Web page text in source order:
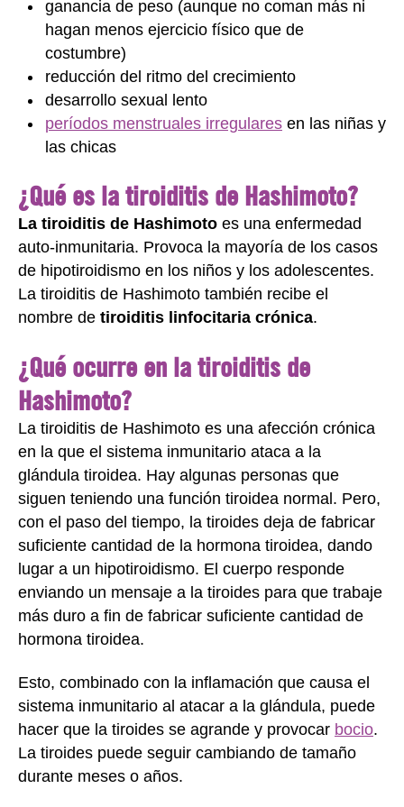
ganancia de peso (aunque no coman más ni
hagan menos ejercicio físico que de
costumbre)
reducción del ritmo del crecimiento
desarrollo sexual lento
períodos menstruales irregulares en las niñas y
las chicas
¿Qué es la tiroiditis de Hashimoto?
La tiroiditis de Hashimoto es una enfermedad
auto-inmunitaria. Provoca la mayoría de los casos
de hipotiroidismo en los niños y los adolescentes.
La tiroiditis de Hashimoto también recibe el
nombre de tiroiditis linfocitaria crónica.
¿Qué ocurre en la tiroiditis de
Hashimoto?
La tiroiditis de Hashimoto es una afección crónica
en la que el sistema inmunitario ataca a la
glándula tiroidea. Hay algunas personas que
siguen teniendo una función tiroidea normal. Pero,
con el paso del tiempo, la tiroides deja de fabricar
suficiente cantidad de la hormona tiroidea, dando
lugar a un hipotiroidismo. El cuerpo responde
enviando un mensaje a la tiroides para que trabaje
más duro a fin de fabricar suficiente cantidad de
hormona tiroidea.
Esto, combinado con la inflamación que causa el
sistema inmunitario al atacar a la glándula, puede
hacer que la tiroides se agrande y provocar bocio.
La tiroides puede seguir cambiando de tamaño
durante meses o años.